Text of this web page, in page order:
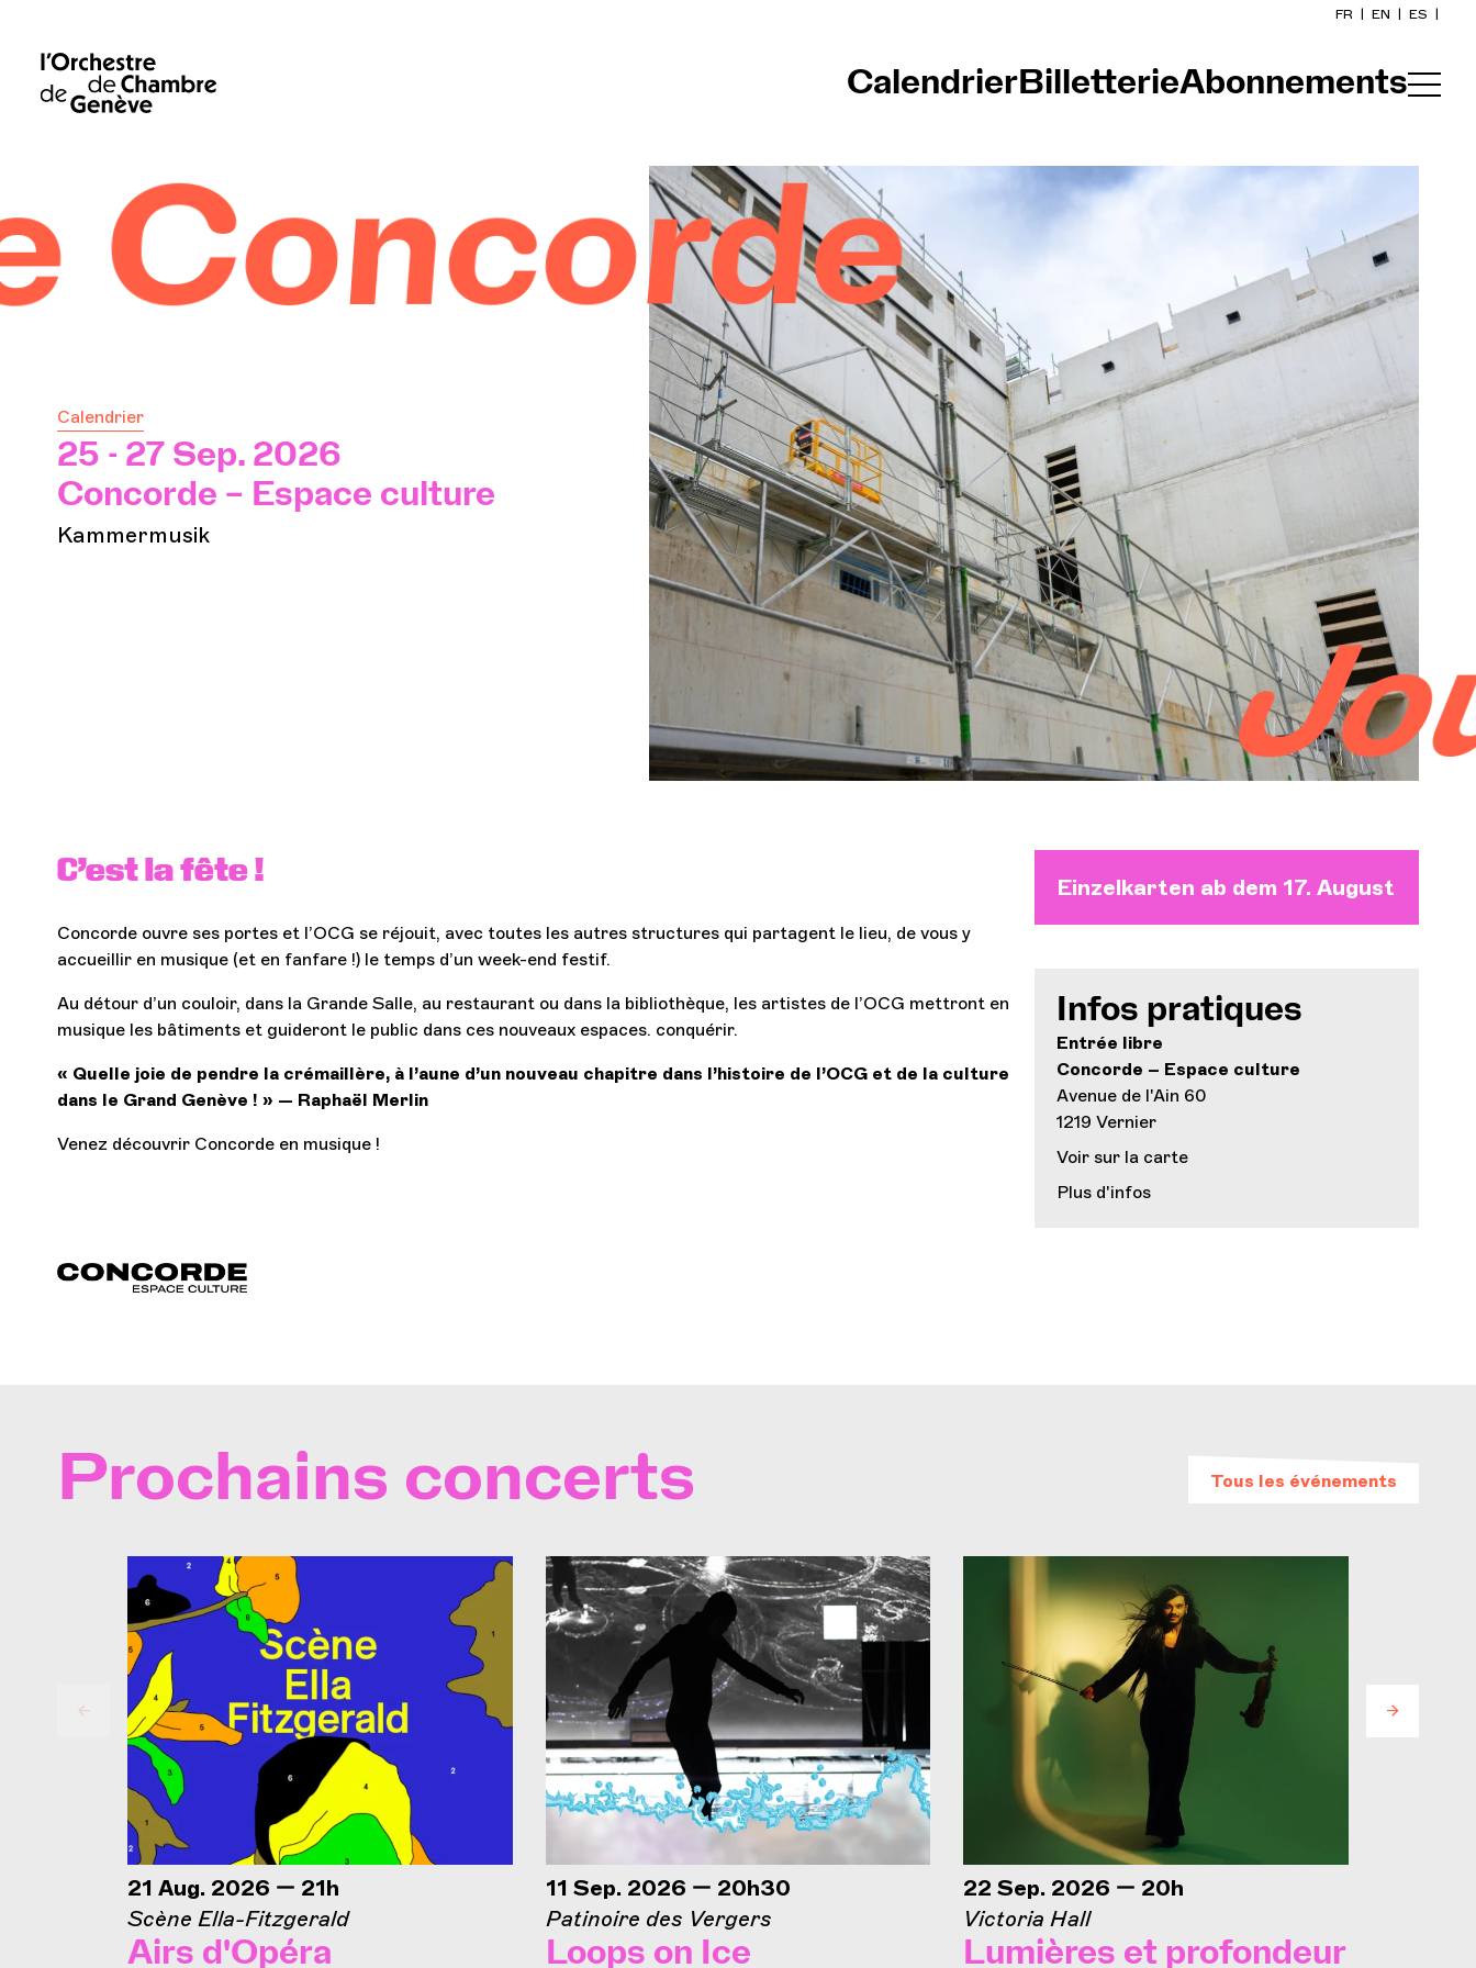
Calendrier BilletterieAbonnements
FR EN ES
Calendrier
25 - 27 Sep. 2026
Concorde – Espace culture
Kammermusik
Journée
C’est la fête !
Concorde ouvre ses portes et l’OCG se réjouit, avec toutes les autres structures qui partagent le lieu, de vous y
accueillir en musique (et en fanfare !) le temps d’un week-end festif.
Au détour d’un couloir, dans la Grande Salle, au restaurant ou dans la bibliothèque, les artistes de l’OCG mettront en
musique les bâtiments et guideront le public dans ces nouveaux espaces. conquérir.
« Quelle joie de pendre la crémaillère, à l’aune d’un nouveau chapitre dans l’histoire de l’OCG et de la culture
dans le Grand Genève ! » — Raphaël Merlin
Venez découvrir Concorde en musique !
Einzelkarten ab dem 17. August
Infos pratiques
Entrée libre
Concorde – Espace culture
Avenue de l'Ain 60
1219 Vernier
Voir sur la carte
Plus d'infos
Prochains concerts Tous les événements
21 Aug. 2026 — 21h
Scène Ella-Fitzgerald
Airs d'Opéra
11 Sep. 2026 — 20h30
Patinoire des Vergers
Loops on Ice
22 Sep. 2026 — 20h
Victoria Hall
Lumières et profondeur
Accueil
Acheter un billet
Infos pratiques
Explorer
Die Konzert-Gazette
Participation culturelle
Orchestre et musiciens
L'OCG
Espace Pro
Se connecter